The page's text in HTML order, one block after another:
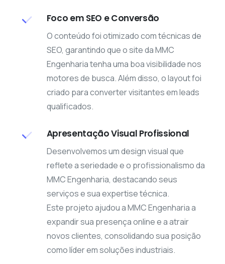
Foco em SEO e Conversão
O conteúdo foi otimizado com técnicas de
SEO, garantindo que o site da MMC
Engenharia tenha uma boa visibilidade nos
motores de busca. Além disso, o layout foi
criado para converter visitantes em leads
qualificados.
Apresentação Visual Profissional
Desenvolvemos um design visual que
reflete a seriedade e o profissionalismo da
MMC Engenharia, destacando seus
serviços e sua expertise técnica.
Este projeto ajudou a MMC Engenharia a
expandir sua presença online e a atrair
novos clientes, consolidando sua posição
como líder em soluções industriais.